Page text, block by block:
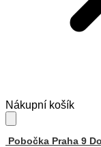
Skip
to
navigation
Skip
to
content
Nákupní košík
Pobočka Praha 9